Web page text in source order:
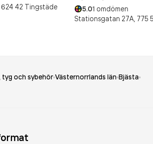
624 42 Tingstäde 5.01 omdömen
Stationsgatan 27A, 775
tyg och sybehör Västernorrlands län Bjästa